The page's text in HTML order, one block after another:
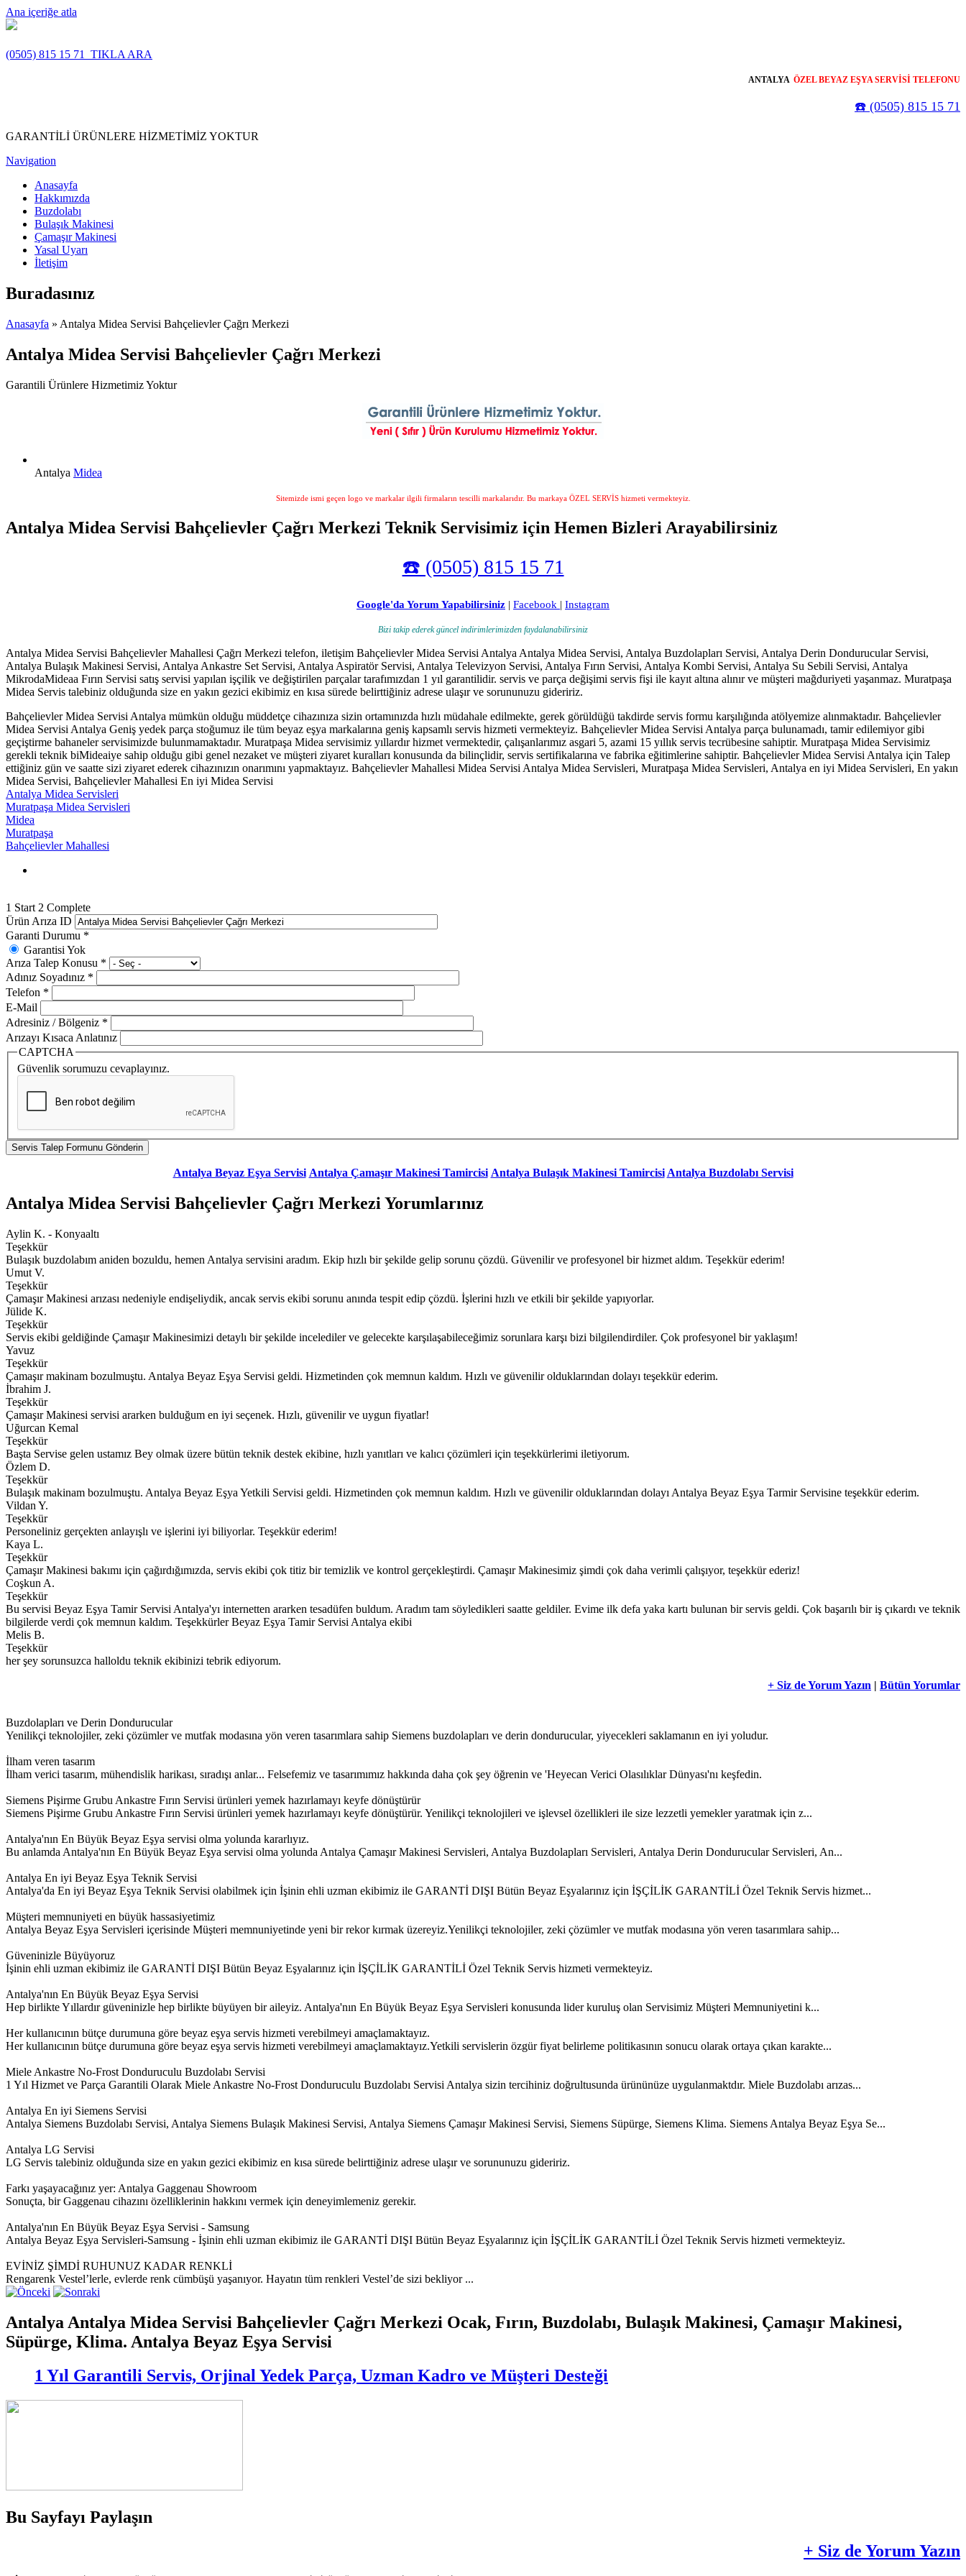
Ana içeriğe atla
(0505) 815 15 71 TIKLA ARA
ANTALYA ÖZEL BEYAZ EŞYA SERVİSİ TELEFONU
☎️ (0505) 815 15 71
GARANTİLİ ÜRÜNLERE HİZMETİMİZ YOKTUR
Navigation
Anasayfa
Hakkımızda
Buzdolabı
Bulaşık Makinesi
Çamaşır Makinesi
Yasal Uyarı
İletişim
Buradasınız
Anasayfa » Antalya Midea Servisi Bahçelievler Çağrı Merkezi
Antalya Midea Servisi Bahçelievler Çağrı Merkezi
Garantili Ürünlere Hizmetimiz Yoktur
Antalya Midea
Sitemizde ismi geçen logo ve markalar ilgili firmaların tescilli markalarıdır. Bu markaya ÖZEL SERVİS hizmeti vermekteyiz.
Antalya Midea Servisi Bahçelievler Çağrı Merkezi Teknik Servisimiz için Hemen Bizleri Arayabilirsiniz
☎️ (0505) 815 15 71
Google'da Yorum Yapabilirsiniz | Facebook | Instagram
Bizi takip ederek güncel indirimlerimizden faydalanabilirsiniz
Antalya Midea Servisi Bahçelievler Mahallesi Çağrı Merkezi telefon, iletişim Bahçelievler Midea Servisi Antalya Antalya Midea Servisi, Antalya Buzdolapları Servisi, Antalya Derin Dondurucular Servisi,
Antalya Bulaşık Makinesi Servisi, Antalya Ankastre Set Servisi, Antalya Aspiratör Servisi, Antalya Televizyon Servisi, Antalya Fırın Servisi, Antalya Kombi Servisi, Antalya Su Sebili Servisi, Antalya
MikrodaMideaa Fırın Servisi satış servisi yapılan işçilik ve değiştirilen parçalar tarafımızdan 1 yıl garantilidir. servis ve parça değişimi servis fişi ile kayıt altına alınır ve müşteri mağduriyeti yaşanmaz. Muratpaşa
Midea Servis talebiniz olduğunda size en yakın gezici ekibimiz en kısa sürede belirttiğiniz adrese ulaşır ve sorununuzu gideririz.
Bahçelievler Midea Servisi Antalya mümkün olduğu müddetçe cihazınıza sizin ortamınızda hızlı müdahale edilmekte, gerek görüldüğü takdirde servis formu karşılığında atölyemize alınmaktadır. Bahçelievler
Midea Servisi Antalya Geniş yedek parça stoğumuz ile tüm beyaz eşya markalarına geniş kapsamlı servis hizmeti vermekteyiz. Bahçelievler Midea Servisi Antalya parça bulunamadı, tamir edilemiyor gibi
geçiştirme bahaneler servisimizde bulunmamaktadır. Muratpaşa Midea servisimiz yıllardır hizmet vermektedir, çalışanlarımız asgari 5, azami 15 yıllık servis tecrübesine sahiptir. Muratpaşa Midea Servisimiz
gerekli teknik biMideaiye sahip olduğu gibi genel nezaket ve müşteri ziyaret kuralları konusunda da bilinçlidir, servis sertifikalarına ve fabrika eğitimlerine sahiptir. Bahçelievler Midea Servisi Antalya için Talep
ettiğiniz gün ve saatte sizi ziyaret ederek cihazınızın onarımını yapmaktayız. Bahçelievler Mahallesi Midea Servisi Antalya Midea Servisleri, Muratpaşa Midea Servisleri, Antalya en iyi Midea Servisleri, En yakın
Midea Servisi, Bahçelievler Mahallesi En iyi Midea Servisi
Antalya Midea Servisleri
Muratpaşa Midea Servisleri
Midea
Muratpaşa
Bahçelievler Mahallesi
1 Start 2 Complete
Ürün Arıza ID
Garanti Durumu *
Garantisi Yok
Arıza Talep Konusu *
Adınız Soyadınız *
Telefon *
E-Mail
Adresiniz / Bölgeniz *
Arızayı Kısaca Anlatınız
CAPTCHA
Güvenlik sorumuzu cevaplayınız.
Antalya Beyaz Eşya Servisi Antalya Çamaşır Makinesi Tamircisi Antalya Bulaşık Makinesi Tamircisi Antalya Buzdolabı Servisi
Antalya Midea Servisi Bahçelievler Çağrı Merkezi Yorumlarınız
Aylin K. - Konyaaltı
Teşekkür
Bulaşık buzdolabım aniden bozuldu, hemen Antalya servisini aradım. Ekip hızlı bir şekilde gelip sorunu çözdü. Güvenilir ve profesyonel bir hizmet aldım. Teşekkür ederim!
Umut V.
Teşekkür
Çamaşır Makinesi arızası nedeniyle endişeliydik, ancak servis ekibi sorunu anında tespit edip çözdü. İşlerini hızlı ve etkili bir şekilde yapıyorlar.
Jülide K.
Teşekkür
Servis ekibi geldiğinde Çamaşır Makinesimizi detaylı bir şekilde incelediler ve gelecekte karşılaşabileceğimiz sorunlara karşı bizi bilgilendirdiler. Çok profesyonel bir yaklaşım!
Yavuz
Teşekkür
Çamaşır makinam bozulmuştu. Antalya Beyaz Eşya Servisi geldi. Hizmetinden çok memnun kaldım. Hızlı ve güvenilir olduklarından dolayı teşekkür ederim.
İbrahim J.
Teşekkür
Çamaşır Makinesi servisi ararken bulduğum en iyi seçenek. Hızlı, güvenilir ve uygun fiyatlar!
Uğurcan Kemal
Teşekkür
Başta Servise gelen ustamız Bey olmak üzere bütün teknik destek ekibine, hızlı yanıtları ve kalıcı çözümleri için teşekkürlerimi iletiyorum.
Özlem D.
Teşekkür
Bulaşık makinam bozulmuştu. Antalya Beyaz Eşya Yetkili Servisi geldi. Hizmetinden çok memnun kaldım. Hızlı ve güvenilir olduklarından dolayı Antalya Beyaz Eşya Tarmir Servisine teşekkür ederim.
Vildan Y.
Teşekkür
Personeliniz gerçekten anlayışlı ve işlerini iyi biliyorlar. Teşekkür ederim!
Kaya L.
Teşekkür
Çamaşır Makinesi bakımı için çağırdığımızda, servis ekibi çok titiz bir temizlik ve kontrol gerçekleştirdi. Çamaşır Makinesimiz şimdi çok daha verimli çalışıyor, teşekkür ederiz!
Coşkun A.
Teşekkür
Bu servisi Beyaz Eşya Tamir Servisi Antalya'yı internetten ararken tesadüfen buldum. Aradım tam söyledikleri saatte geldiler. Evime ilk defa yaka kartı bulunan bir servis geldi. Çok başarılı bir iş çıkardı ve teknik
bilgilerde verdi çok memnun kaldım. Teşekkürler Beyaz Eşya Tamir Servisi Antalya ekibi
Melis B.
Teşekkür
her şey sorunsuzca halloldu teknik ekibinizi tebrik ediyorum.
+ Siz de Yorum Yazın | Bütün Yorumlar
Buzdolapları ve Derin Dondurucular
Yenilikçi teknolojiler, zeki çözümler ve mutfak modasına yön veren tasarımlara sahip Siemens buzdolapları ve derin dondurucular, yiyecekleri saklamanın en iyi yoludur.
İlham veren tasarım
İlham verici tasarım, mühendislik harikası, sıradışı anlar... Felsefemiz ve tasarımımız hakkında daha çok şey öğrenin ve 'Heyecan Verici Olasılıklar Dünyası'nı keşfedin.
Siemens Pişirme Grubu Ankastre Fırın Servisi ürünleri yemek hazırlamayı keyfe dönüştürür
Siemens Pişirme Grubu Ankastre Fırın Servisi ürünleri yemek hazırlamayı keyfe dönüştürür. Yenilikçi teknolojileri ve işlevsel özellikleri ile size lezzetli yemekler yaratmak için z...
Antalya'nın En Büyük Beyaz Eşya servisi olma yolunda kararlıyız.
Bu anlamda Antalya'nın En Büyük Beyaz Eşya servisi olma yolunda Antalya Çamaşır Makinesi Servisleri, Antalya Buzdolapları Servisleri, Antalya Derin Dondurucular Servisleri, An...
Antalya En iyi Beyaz Eşya Teknik Servisi
Antalya'da En iyi Beyaz Eşya Teknik Servisi olabilmek için İşinin ehli uzman ekibimiz ile GARANTİ DIŞI Bütün Beyaz Eşyalarınız için İŞÇİLİK GARANTİLİ Özel Teknik Servis hizmet...
Müşteri memnuniyeti en büyük hassasiyetimiz
Antalya Beyaz Eşya Servisleri içerisinde Müşteri memnuniyetinde yeni bir rekor kırmak üzereyiz.Yenilikçi teknolojiler, zeki çözümler ve mutfak modasına yön veren tasarımlara sahip...
Güveninizle Büyüyoruz
İşinin ehli uzman ekibimiz ile GARANTİ DIŞI Bütün Beyaz Eşyalarınız için İŞÇİLİK GARANTİLİ Özel Teknik Servis hizmeti vermekteyiz.
Antalya'nın En Büyük Beyaz Eşya Servisi
Hep birlikte Yıllardır güveninizle hep birlikte büyüyen bir aileyiz. Antalya'nın En Büyük Beyaz Eşya Servisleri konusunda lider kuruluş olan Servisimiz Müşteri Memnuniyetini k...
Her kullanıcının bütçe durumuna göre beyaz eşya servis hizmeti verebilmeyi amaçlamaktayız.
Her kullanıcının bütçe durumuna göre beyaz eşya servis hizmeti verebilmeyi amaçlamaktayız.Yetkili servislerin özgür fiyat belirleme politikasının sonucu olarak ortaya çıkan karakte...
Miele Ankastre No-Frost Donduruculu Buzdolabı Servisi
1 Yıl Hizmet ve Parça Garantili Olarak Miele Ankastre No-Frost Donduruculu Buzdolabı Servisi Antalya sizin tercihiniz doğrultusunda ürününüze uygulanmaktdır. Miele Buzdolabı arızas...
Antalya En iyi Siemens Servisi
Antalya Siemens Buzdolabı Servisi, Antalya Siemens Bulaşık Makinesi Servisi, Antalya Siemens Çamaşır Makinesi Servisi, Siemens Süpürge, Siemens Klima. Siemens Antalya Beyaz Eşya Se...
Antalya LG Servisi
LG Servis talebiniz olduğunda size en yakın gezici ekibimiz en kısa sürede belirttiğiniz adrese ulaşır ve sorununuzu gideririz.
Farkı yaşayacağınız yer: Antalya Gaggenau Showroom
Sonuçta, bir Gaggenau cihazını özelliklerinin hakkını vermek için deneyimlemeniz gerekir.
Antalya'nın En Büyük Beyaz Eşya Servisi - Samsung
Antalya Beyaz Eşya Servisleri-Samsung - İşinin ehli uzman ekibimiz ile GARANTİ DIŞI Bütün Beyaz Eşyalarınız için İŞÇİLİK GARANTİLİ Özel Teknik Servis hizmeti vermekteyiz.
EVİNİZ ŞİMDİ RUHUNUZ KADAR RENKLİ
Rengarenk Vestel’lerle, evlerde renk cümbüşü yaşanıyor. Hayatın tüm renkleri Vestel’de sizi bekliyor ...
Antalya Antalya Midea Servisi Bahçelievler Çağrı Merkezi Ocak, Fırın, Buzdolabı, Bulaşık Makinesi, Çamaşır Makinesi,
Süpürge, Klima. Antalya Beyaz Eşya Servisi
1 Yıl Garantili Servis, Orjinal Yedek Parça, Uzman Kadro ve Müşteri Desteği
Bu Sayfayı Paylaşın
+ Siz de Yorum Yazın